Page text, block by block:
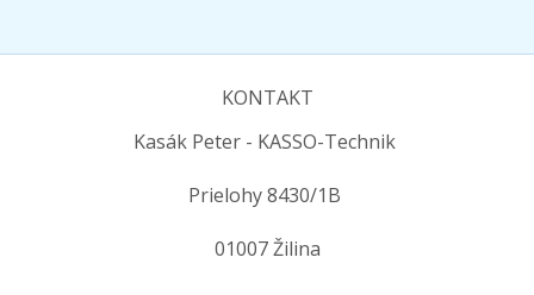
KONTAKT
Kasák Peter - KASSO-Technik
Prielohy 8430/1B
01007 Žilina